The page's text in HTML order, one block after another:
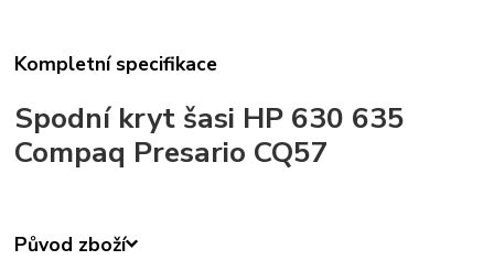
Kompletní specifikace
Spodní kryt šasi HP 630 635
Compaq Presario CQ57
Původ zboží